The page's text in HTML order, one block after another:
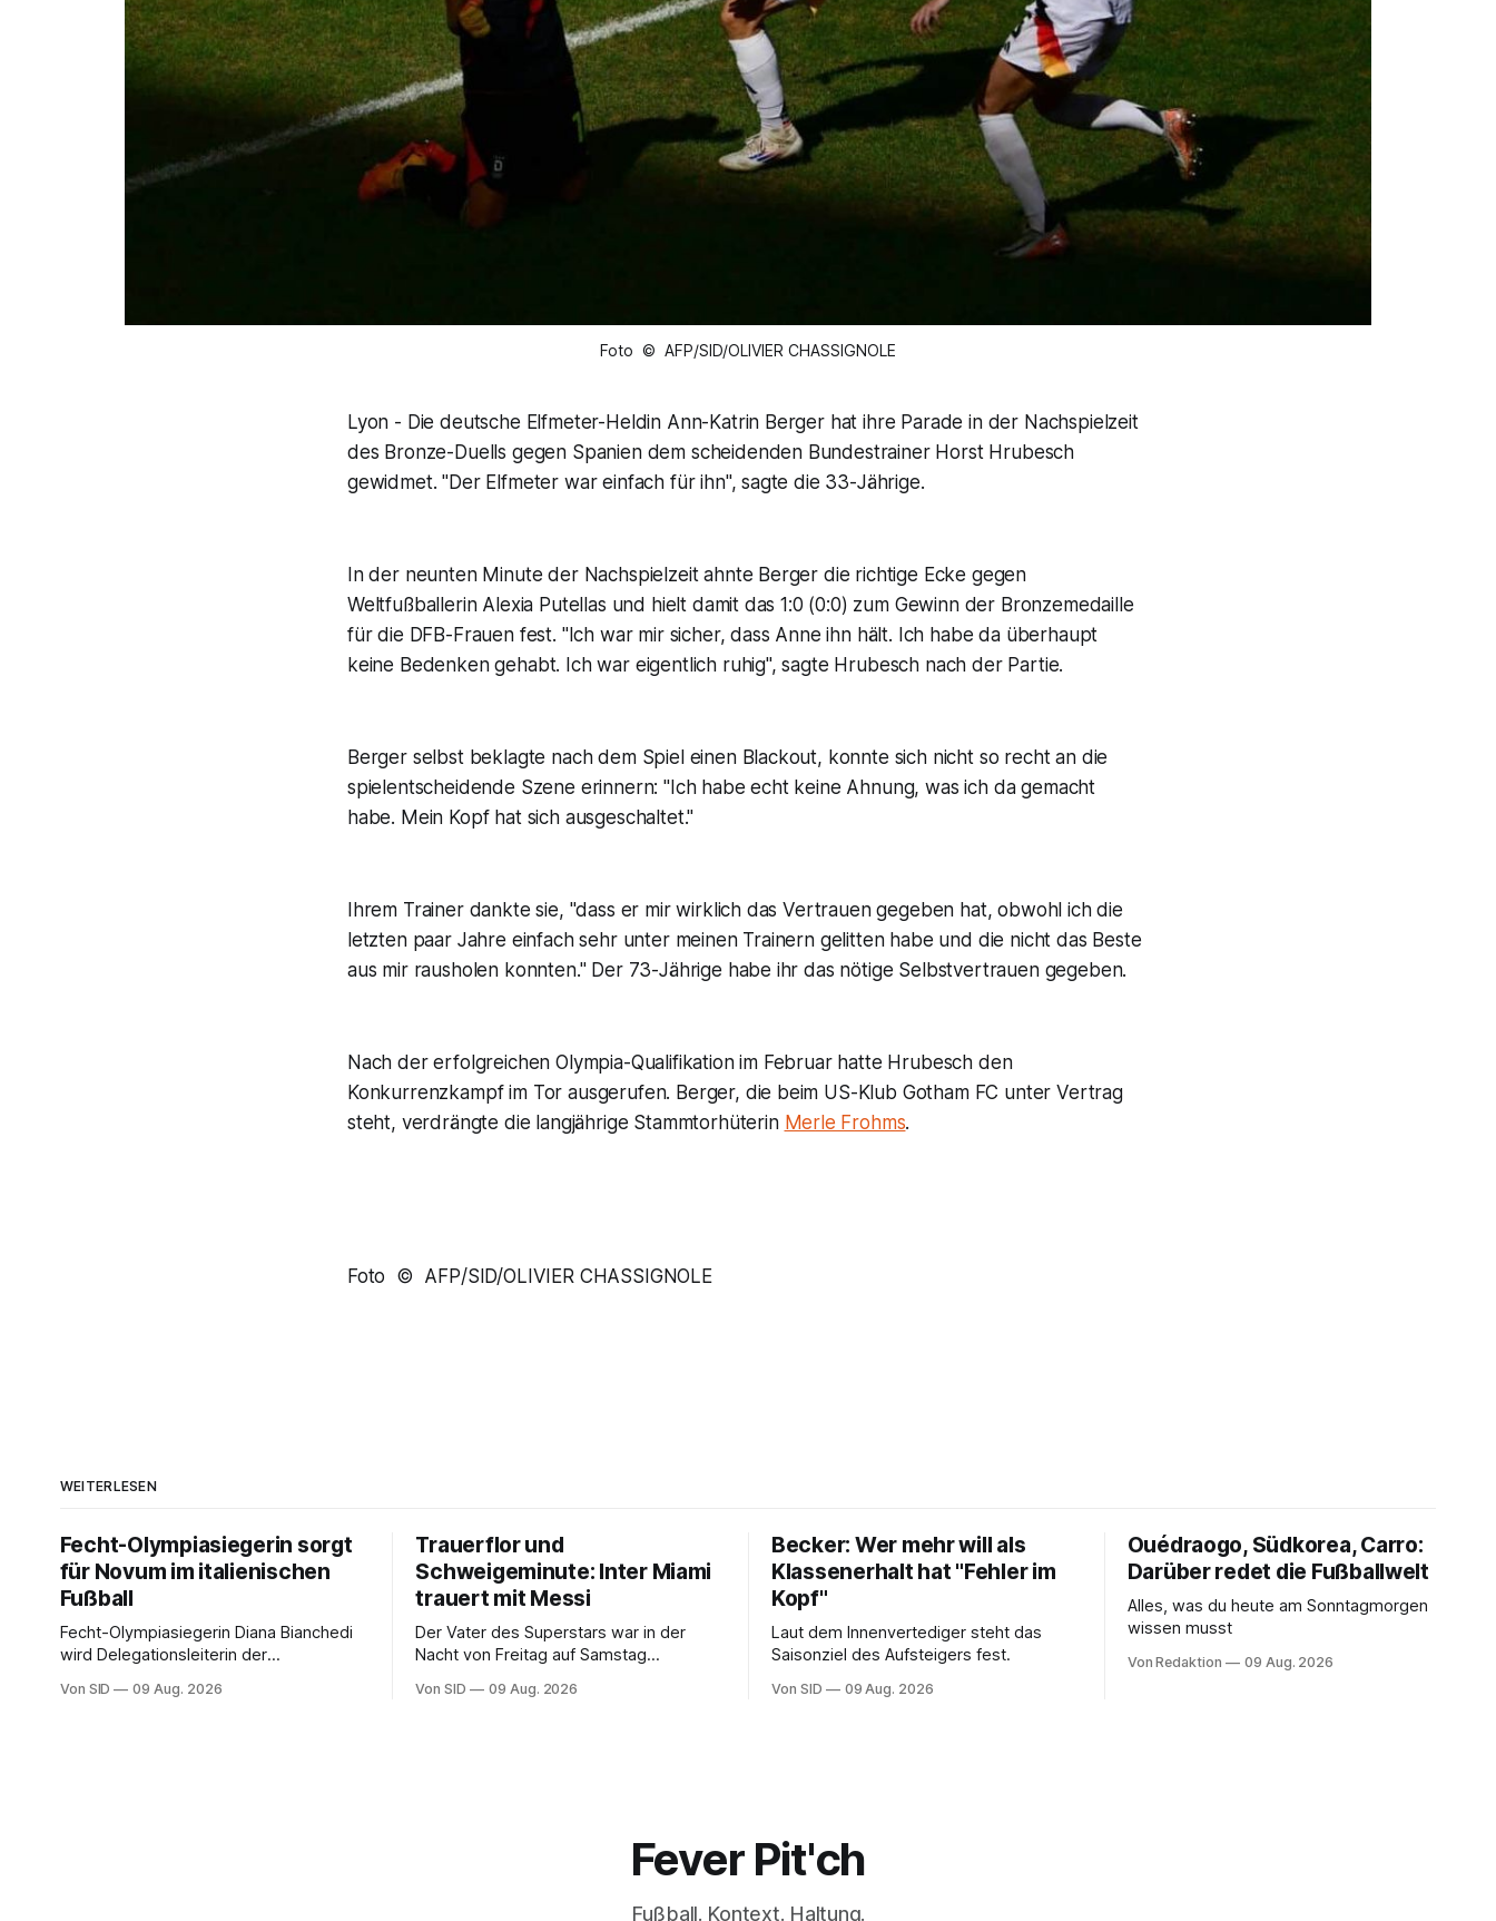
Foto © AFP/SID/OLIVIER CHASSIGNOLE
Lyon - Die deutsche Elfmeter-Heldin Ann-Katrin Berger hat ihre Parade in der Nachspielzeit
des Bronze-Duells gegen Spanien dem scheidenden Bundestrainer Horst Hrubesch
gewidmet. "Der Elfmeter war einfach für ihn", sagte die 33-Jährige.
In der neunten Minute der Nachspielzeit ahnte Berger die richtige Ecke gegen
Weltfußballerin Alexia Putellas und hielt damit das 1:0 (0:0) zum Gewinn der Bronzemedaille
für die DFB-Frauen fest. "Ich war mir sicher, dass Anne ihn hält. Ich habe da überhaupt
keine Bedenken gehabt. Ich war eigentlich ruhig", sagte Hrubesch nach der Partie.
Berger selbst beklagte nach dem Spiel einen Blackout, konnte sich nicht so recht an die
spielentscheidende Szene erinnern: "Ich habe echt keine Ahnung, was ich da gemacht
habe. Mein Kopf hat sich ausgeschaltet."
Ihrem Trainer dankte sie, "dass er mir wirklich das Vertrauen gegeben hat, obwohl ich die
letzten paar Jahre einfach sehr unter meinen Trainern gelitten habe und die nicht das Beste
aus mir rausholen konnten." Der 73-Jährige habe ihr das nötige Selbstvertrauen gegeben.
Nach der erfolgreichen Olympia-Qualifikation im Februar hatte Hrubesch den
Konkurrenzkampf im Tor ausgerufen. Berger, die beim US-Klub Gotham FC unter Vertrag
steht, verdrängte die langjährige Stammtorhüterin Merle Frohms.
Foto © AFP/SID/OLIVIER CHASSIGNOLE
WEITERLESEN
Fecht-Olympiasiegerin sorgt
für Novum im italienischen
Fußball
Fecht-Olympiasiegerin Diana Bianchedi
wird Delegationsleiterin der
Von SID 09 Aug. 2026
Trauerflor und
Schweigeminute: Inter Miami
trauert mit Messi
Der Vater des Superstars war in der
Nacht von Freitag auf Samstag
Kapitän bei.
Von SID 09 Aug. 2026
Becker: Wer mehr will als
Klassenerhalt hat "Fehler im
Kopf"
Laut dem Innenvertediger steht das
Saisonziel des Aufsteigers fest.
Von SID 09 Aug. 2026
Ouédraogo, Südkorea, Carro:
Darüber redet die Fußballwelt
Alles, was du heute am Sonntagmorgen
wissen musst
Von Redaktion 09 Aug. 2026
Fever Pit'ch
Fußball. Kontext. Haltung.